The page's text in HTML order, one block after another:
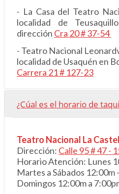
- La Casa del Teatro
localidad de
dirección Cra 20 # 37-54
- Teatro Nacional
localidad de Usaquén en
Carrera 21 # 127-23
¿Cúal es el horario de
Teatro Nacional La
Dirección: Calle 95 # 47 -
Horario Atención: Lunes
Martes a Sábados 12:00m
Domingos 12:00m a